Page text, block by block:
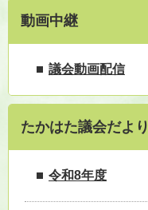
動画中継
議会動画配信
たかはた議会だより
令和8年度